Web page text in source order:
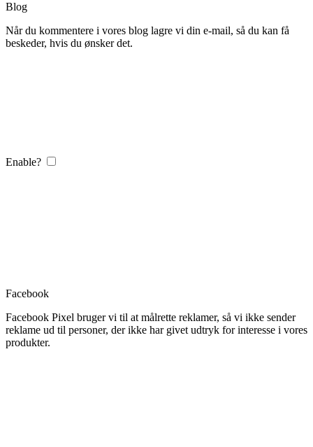
Blog
Når du kommentere i vores blog lagre vi din e-mail, så du kan få
beskeder, hvis du ønsker det.
Enable?
Facebook
Facebook Pixel bruger vi til at målrette reklamer, så vi ikke sender
reklame ud til personer, der ikke har givet udtryk for interesse i vores
produkter.